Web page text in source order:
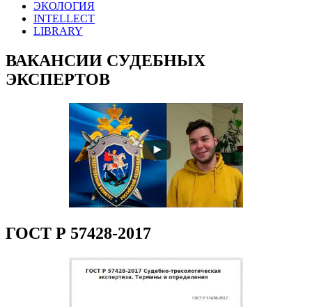
ЭКОЛОГИЯ
INTELLECT
LIBRARY
ВАКАНСИИ СУДЕБНЫХ
ЭКСПЕРТОВ
ГОСТ Р 57428-2017